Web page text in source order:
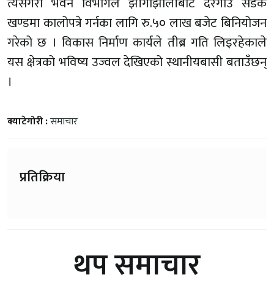
खण्डमा कालोपत्रे गर्नका लागि रु.५० लाख बजेट बिनियोजन
गरेको छ । विकास निर्माण कार्यले तीब्र गति लिइरहेकाले
यस क्षेत्रको भविष्य उज्वल देखिएको स्थानीयबासी बताउँछन्
।
क्याटेगोरी :समाचार
प्रतिक्रिया
थप समाचार